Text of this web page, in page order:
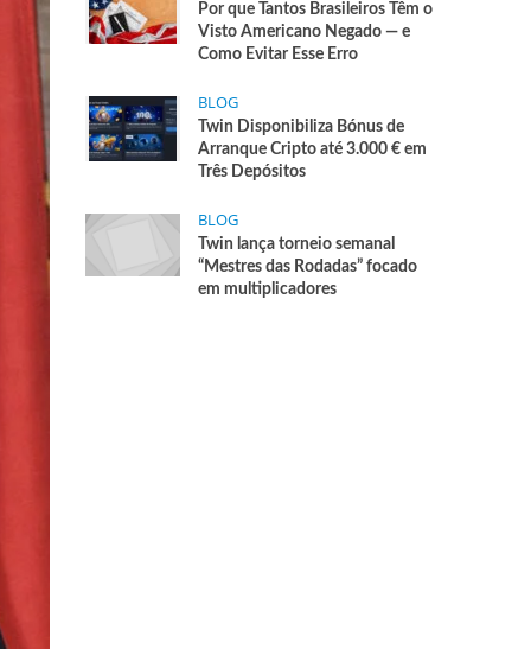
Por que Tantos Brasileiros Têm o
Visto Americano Negado — e
Como Evitar Esse Erro
BLOG
Twin Disponibiliza Bónus de
Arranque Cripto até 3.000 € em
Três Depósitos
BLOG
Twin lança torneio semanal
“Mestres das Rodadas” focado
em multiplicadores